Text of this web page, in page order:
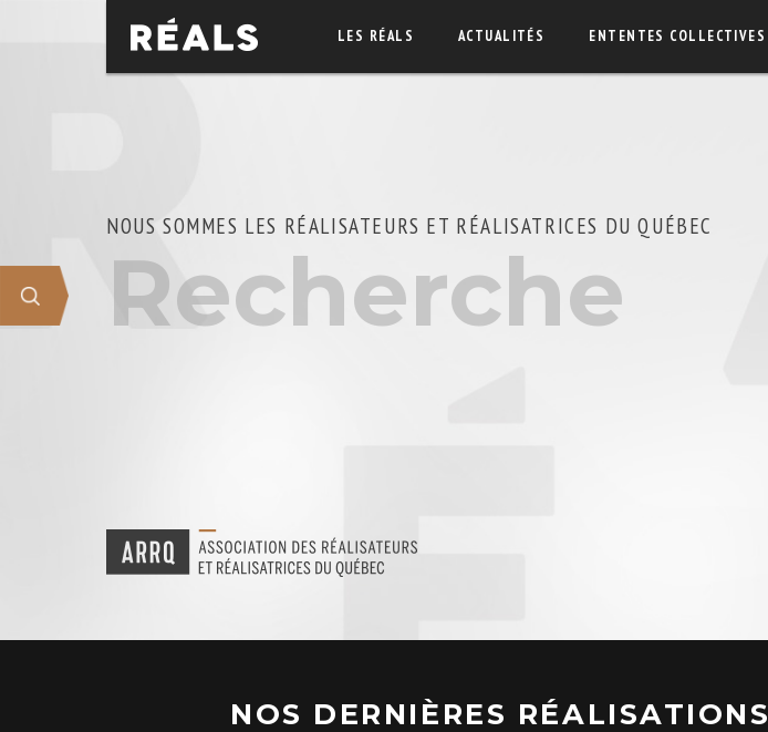
LES RÉALS ACTUALITÉS ENTENTES COLLECTIVES
NOUS SOMMES LES RÉALISATEURS ET RÉALISATRICES DU QUÉBEC
NOS DERNIÈRES RÉALISATIONS